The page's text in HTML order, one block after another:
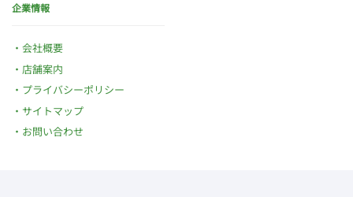
企業情報
会社概要
店舗案内
プライバシーポリシー
サイトマップ
お問い合わせ